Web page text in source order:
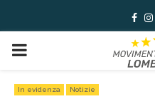
PRIMARY
MENU
In evidenza Notizie